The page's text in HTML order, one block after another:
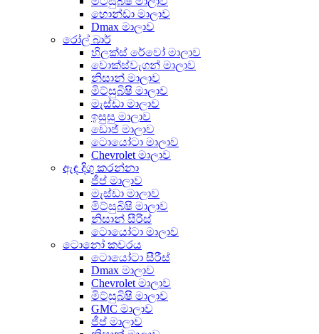
හොන්ඩා මාලාව
Dmax මාලාව
රෝල් බාර්
හිලක්ස් රේවෝ මාලාව
වොක්ස්වැගන් මාලාව
නිසාන් මාලාව
මිට්සුබිෂි මාලාව
මැස්ඩා මාලාව
ඉසුසු මාලාව
ඩොජ් මාලාව
ටොයෝටා මාලාව
Chevrolet මාලාව
ඇඳ දිගු කරන්නා
ජීප් මාලාව
මැස්ඩා මාලාව
මිට්සුබිෂි මාලාව
නිසාන් සීරීස්
ටොයෝටා මාලාව
ටොනෝ කවරය
ටොයෝටා සීරීස්
Dmax මාලාව
Chevrolet මාලාව
මිට්සුබිෂි මාලාව
GMC මාලාව
ජීප් මාලාව